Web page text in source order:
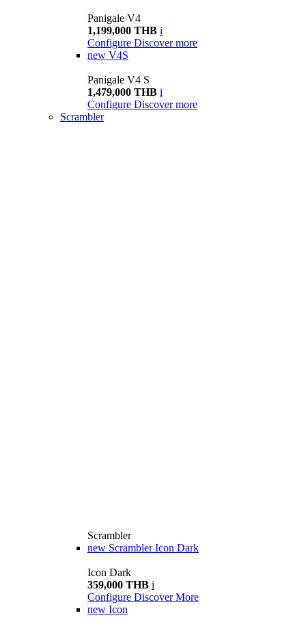
Panigale V4
1,199,000 THB i
Configure Discover more
new V4S
Panigale V4 S
1,479,000 THB i
Configure Discover more
Scrambler
Scrambler
new Scrambler Icon Dark
Icon Dark
359,000 THB i
Configure Discover More
new Icon